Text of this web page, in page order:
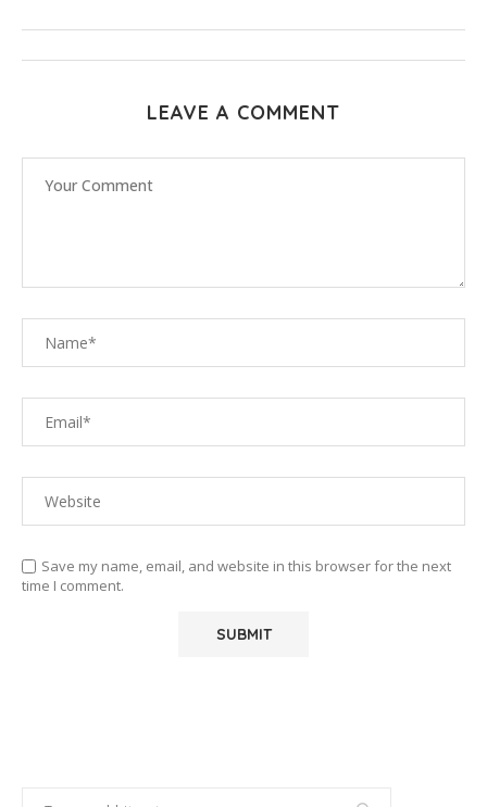
LEAVE A COMMENT
Save my name, email, and website in this browser for the next
time I comment.